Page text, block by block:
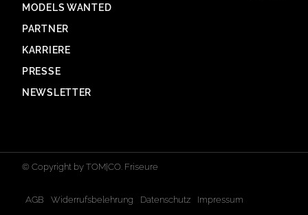
MODELS WANTED
PARTNER
KARRIERE
PRESSE
NEWSLETTER
© Copyright by TOM|CO. Friseure
AGB Widerrufsbelehrung Datenschutz Impressum